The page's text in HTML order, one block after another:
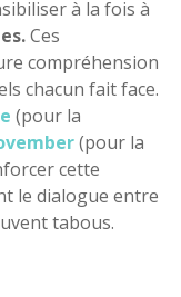
à la fois à
Ces
compréhension
chacun fait face.
(pour la
(pour la
cette
le dialogue entre
tabous.